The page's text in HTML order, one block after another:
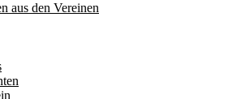
aus den Vereinen